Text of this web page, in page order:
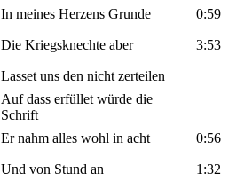
In meines Herzens Grunde 0:59
Die Kriegsknechte aber 3:53
Lasset uns den nicht zerteilen
Auf dass erfüllet würde die
Schrift
Er nahm alles wohl in acht 0:56
Und von Stund an 1:32